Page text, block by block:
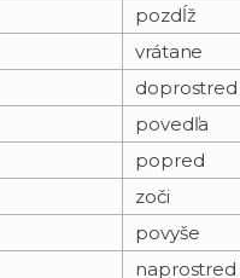
pozdĺž
vrátane
doprostred
povedľa
popred
zoči
povyše
naprostred